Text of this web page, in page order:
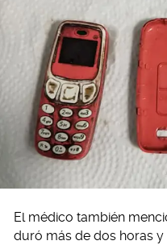
El médico también
duró más de dos horas y